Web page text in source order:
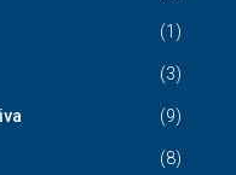
(1)
(3)
(9)
(8)